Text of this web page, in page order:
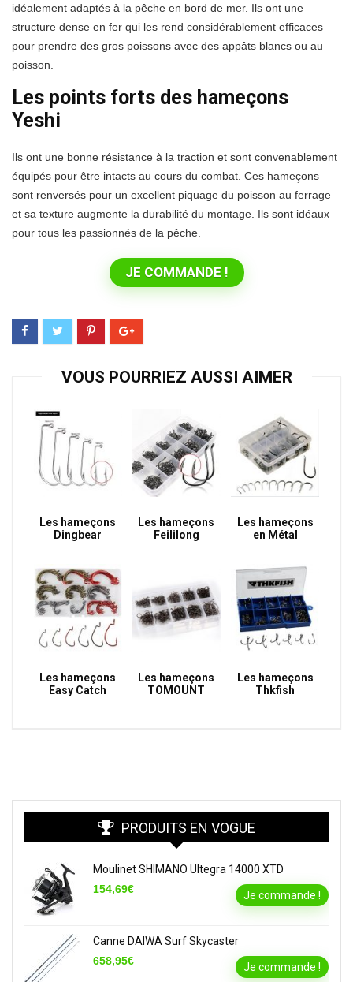
idéalement adaptés à la pêche en bord de mer. Ils ont une
structure dense en fer qui les rend considérablement efficaces
pour prendre des gros poissons avec des appâts blancs ou au
poisson.
Les points forts des hameçons
Yeshi
Ils ont une bonne résistance à la traction et sont convenablement
équipés pour être intacts au cours du combat. Ces hameçons
sont renversés pour un excellent piquage du poisson au ferrage
et sa texture augmente la durabilité du montage. Ils sont idéaux
pour tous les passionnés de la pêche.
JE COMMANDE !
VOUS POURRIEZ AUSSI AIMER
Les hameçons
Dingbear
Les hameçons
Feililong
Les hameçons
en Métal
Les hameçons
Easy Catch
Les hameçons
TOMOUNT
Les hameçons
Thkfish
PRODUITS EN VOGUE
Moulinet SHIMANO Ultegra 14000 XTD
154,69€
Je commande !
Canne DAIWA Surf Skycaster
658,95€
Je commande !